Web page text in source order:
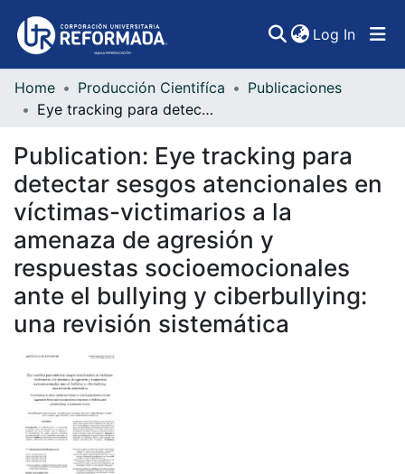
Log In
Communities & Collections
Statistics
Home Producción Cientifíca
Publicaciones
Eye tracking para detectar sesgos atencionales en víctimas-victimarios a la amenaza de agresión y respuestas socioemocionales ante el bullying y ciberbullying: una revisión sistemática
Publication: Eye tracking para
detectar sesgos atencionales en
víctimas-victimarios a la
amenaza de agresión y
respuestas socioemocionales
ante el bullying y ciberbullying:
una revisión sistemática